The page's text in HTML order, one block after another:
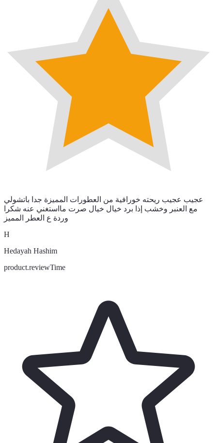
عجيب عجيب ريحته خورافية من العطورات المميزة جدا باتشولي
مع العنبر وخشب إذا برد خيال خيال صرت مااستغني عنه شكرا
وردة ع العطر المميز
H
Hedayah Hashim
product.reviewTime